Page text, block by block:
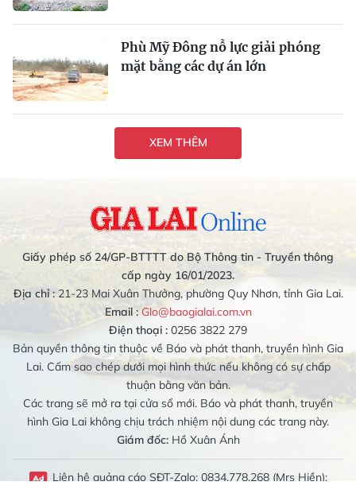
Phù Mỹ Đông nỗ lực giải phóng
mặt bằng các dự án lớn
XEM THÊM
Giấy phép số 24/GP-BTTTT do Bộ Thông tin - Truyền thông
cấp ngày 16/01/2023.
Địa chỉ :21-23 Mai Xuân Thưởng, phường Quy Nhơn, tỉnh Gia Lai.
Email : Glo@baogialai.com.vn
Điện thoại : 0256 3822 279
Bản quyền thông tin thuộc về Báo và phát thanh, truyền hình Gia
Lai. Cấm sao chép dưới mọi hình thức nếu không có sự chấp
thuận bằng văn bản.
Các trang sẽ mở ra tại cửa sổ mới. Báo và phát thanh, truyền
hình Gia Lai không chịu trách nhiệm nội dung các trang này.
Giám đốc:Hồ Xuân Ánh
Liên hệ quảng cáo SĐT-Zalo: 0834.778.268 (Mrs Hiền);